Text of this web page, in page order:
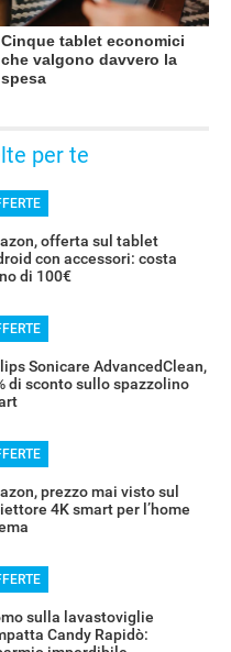
per te
offerta sul tablet
con accessori: costa
di 100€
Sonicare AdvancedClean,
di sconto sullo spazzolino
prezzo mai visto sul
4K smart per l’home
sulla lavastoviglie
Candy Rapidò: